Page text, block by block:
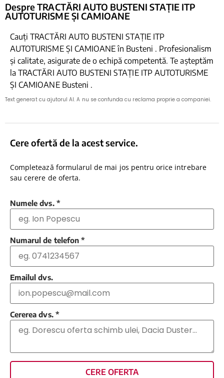
Despre TRACTĂRI AUTO BUSTENI STAȚIE ITP
AUTOTURISME ȘI CAMIOANE
Cauți TRACTĂRI AUTO BUSTENI STAȚIE ITP
AUTOTURISME ȘI CAMIOANE în Busteni . Profesionalism
și calitate, asigurate de o echipă competentă. Te așteptăm
la TRACTĂRI AUTO BUSTENI STAȚIE ITP AUTOTURISME
ȘI CAMIOANE Busteni .
Text generat cu ajutorul AI. A nu se confunda cu reclama proprie a companiei.
Cere ofertă de la acest service.
Completează formularul de mai jos pentru orice intrebare
sau cerere de oferta.
Numele dvs. *
Numarul de telefon *
Emailul dvs.
Cererea dvs. *
CERE OFERTA